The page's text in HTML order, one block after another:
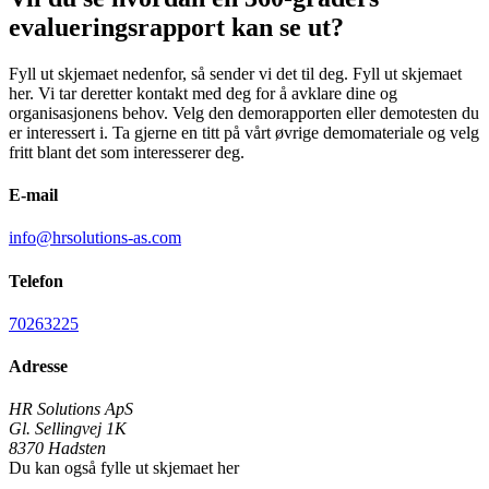
evalueringsrapport kan se ut?
Fyll ut skjemaet nedenfor, så sender vi det til deg. Fyll ut skjemaet
her. Vi tar deretter kontakt med deg for å avklare dine og
organisasjonens behov. Velg den demorapporten eller demotesten du
er interessert i. Ta gjerne en titt på vårt øvrige demomateriale og velg
fritt blant det som interesserer deg.
E-mail
info@hrsolutions-as.com
Telefon
70263225
Adresse
HR Solutions ApS
Gl. Sellingvej 1K
8370 Hadsten
Du kan også fylle ut skjemaet her